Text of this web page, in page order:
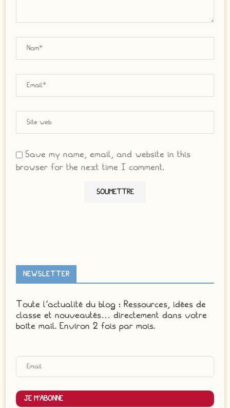
Save my name, email, and website in this
browser for the next time I comment.
NEWSLETTER
Toute l'actualité du blog : Ressources, idées de
classe et nouveautés… directement dans votre
boîte mail. Environ 2 fois par mois.
JE M'ABONNE